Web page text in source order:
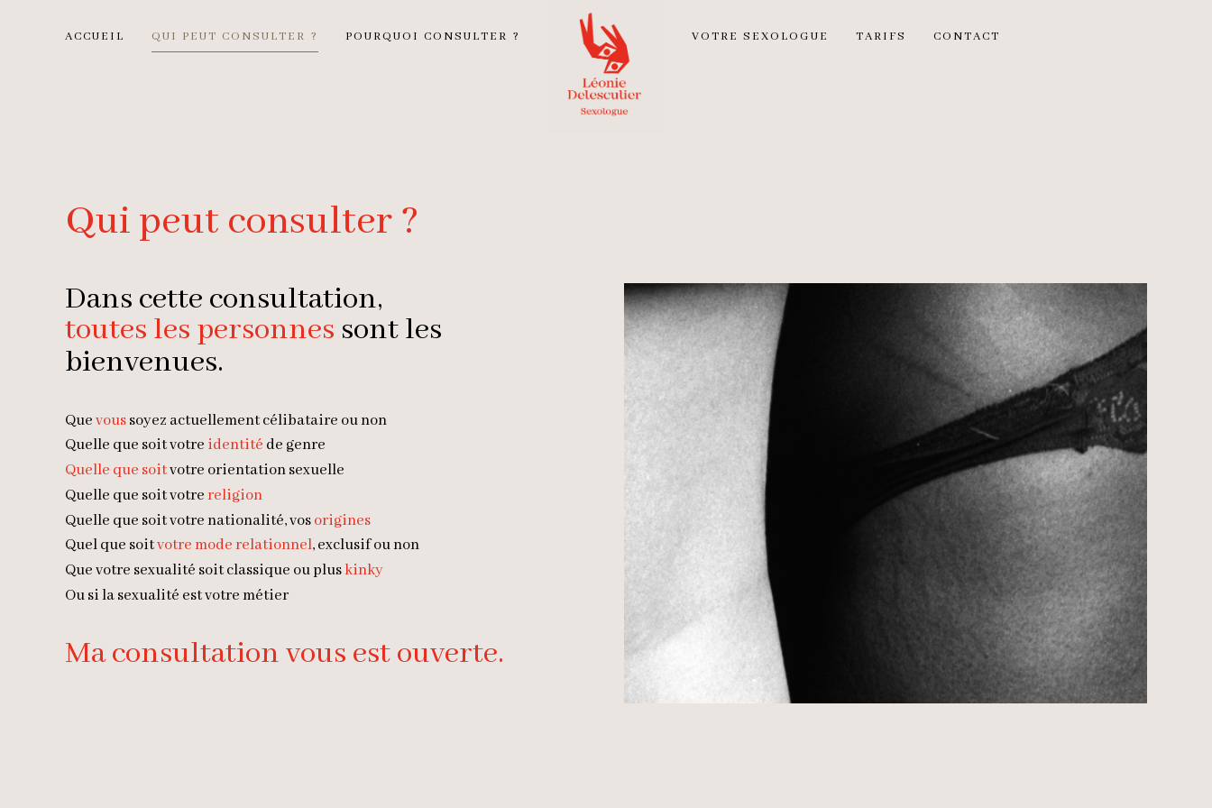
ACCUEIL QUI PEUT CONSULTER ? POURQUOI CONSULTER ? VOTRE SEXOLOGUE TARIFS CONTACT
Qui peut consulter ?
Dans cette consultation,
toutes les personnes sont les
bienvenues.
Quevoussoyez actuellement célibataire ou non
Quelle que soit votre identité de genre
Quelle que soitvotre orientationsexuelle
Quelle que soit votrereligion
Quelle que soit votre nationalité, vosorigines
Quel que soitvotre mode relationnel, exclusif ou non
Que votre sexualité soit classique ou pluskinky
Ou si la sexualité est votre métier
Ma consultation vous est ouverte.